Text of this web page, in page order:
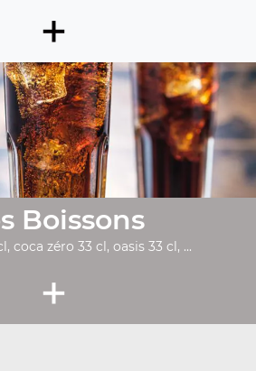
+
Boissons
coca zéro 33 cl, oasis 33 cl, ...
+